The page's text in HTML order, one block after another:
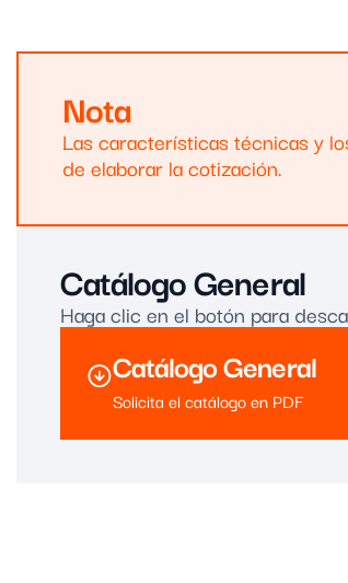
Nota
Las características técnicas y
de elaborar la cotización.
Catálogo General
Haga clic en el botón para
Catálogo General
Solicita el catálogo en PDF